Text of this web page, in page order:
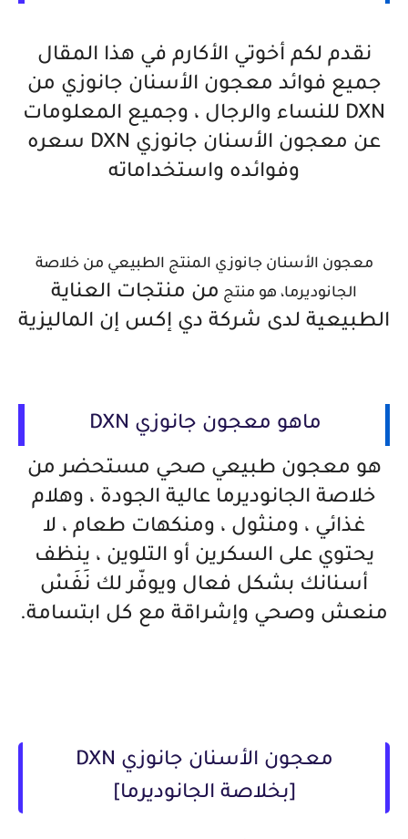
نقدم لكم أخوتي الأكارم في هذا المقال
جميع فوائد معجون الأسنان جانوزي من
DXN للنساء والرجال ، وجميع المعلومات
عن
معجون الأسنان جانوزي DXN سعره
وفوائده واستخداماته
معجون الأسنان جانوزي المنتج الطبيعي من خلاصة
الجانوديرما، هو منتج من منتجات العناية
الطبيعية لدى شركة دي إكس إن الماليزية
ماهو معجون جانوزي DXN
هو معجون طبيعي صحي مستحضر من
خلاصة الجانوديرما عالية الجودة ، وهلام
غذائي ، ومنثول ، ومنكهات طعام ، لا
يحتوي على السكرين أو التلوين ، ينظف
أسنانك بشكل فعال ويوفّر لك نَفَسْ
منعش وصحي وإشراقة مع كل ابتسامة.
معجون الأسنان جانوزي DXN
[بخلاصة الجانوديرما]